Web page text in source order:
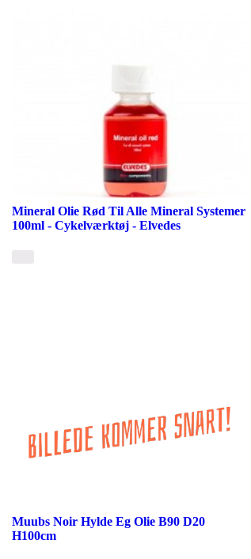
Mineral Olie Rød Til Alle Mineral Systemer
100ml - Cykelværktøj - Elvedes
Muubs Noir Hylde Eg Olie B90 D20
H100cm